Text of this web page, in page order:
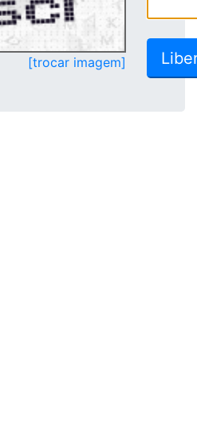
[trocar imagem]